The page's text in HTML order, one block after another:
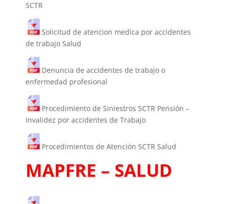
SCTR
Solicitud de atencion medica por accidentes
de trabajo Salud
Denuncia de accidentes de trabajo o
enfermedad profesional
Procedimiento de Siniestros SCTR Pensión –
Invalidez por accidentes de Trabajo
Procedimientos de Atención SCTR Salud
MAPFRE – SALUD